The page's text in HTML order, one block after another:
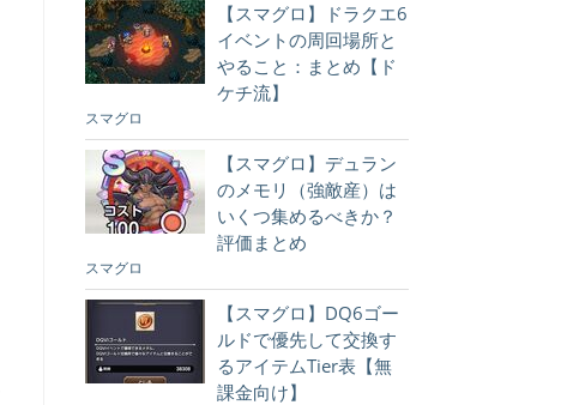
【スマグロ】ドラクエ6
イベントの周回場所と
やること：まとめ【ド
ケチ流】
スマグロ
【スマグロ】デュラン
のメモリ（強敵産）は
いくつ集めるべきか？
評価まとめ
スマグロ
【スマグロ】DQ6ゴー
ルドで優先して交換す
るアイテムTier表【無
課金向け】